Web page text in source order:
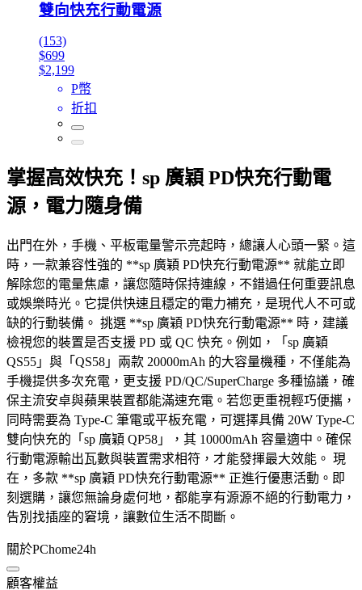
雙向快充行動電源
(153)
$699
$2,199
P幣
折扣
掌握高效快充！sp 廣穎 PD快充行動電
源，電力隨身備
出門在外，手機、平板電量警示亮起時，總讓人心頭一緊。這
時，一款兼容性強的 **sp 廣穎 PD快充行動電源** 就能立即
解除您的電量焦慮，讓您隨時保持連線，不錯過任何重要訊息
或娛樂時光。它提供快速且穩定的電力補充，是現代人不可或
缺的行動裝備。 挑選 **sp 廣穎 PD快充行動電源** 時，建議
檢視您的裝置是否支援 PD 或 QC 快充。例如，「sp 廣穎
QS55」與「QS58」兩款 20000mAh 的大容量機種，不僅能為
手機提供多次充電，更支援 PD/QC/SuperCharge 多種協議，確
保主流安卓與蘋果裝置都能滿速充電。若您更重視輕巧便攜，
同時需要為 Type-C 筆電或平板充電，可選擇具備 20W Type-C
雙向快充的「sp 廣穎 QP58」，其 10000mAh 容量適中。確保
行動電源輸出瓦數與裝置需求相符，才能發揮最大效能。 現
在，多款 **sp 廣穎 PD快充行動電源** 正進行優惠活動。即
刻選購，讓您無論身處何地，都能享有源源不絕的行動電力，
告別找插座的窘境，讓數位生活不間斷。
關於PChome24h
顧客權益